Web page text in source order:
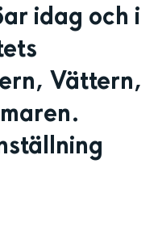
idag och i
Vättern,